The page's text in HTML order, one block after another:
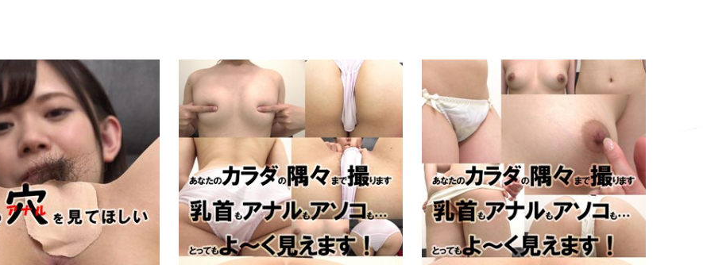
・・マエからもウシロからも気持ちイイから～ テーブルに付けてＭ字開脚でイキました ビヨヨ～ンと飛び出すディルド！ 河合の
お尻の穴（アナル）を見てほしい 河合ののか あなたのカラダの隅々まで撮ります 乳首もアナルもア